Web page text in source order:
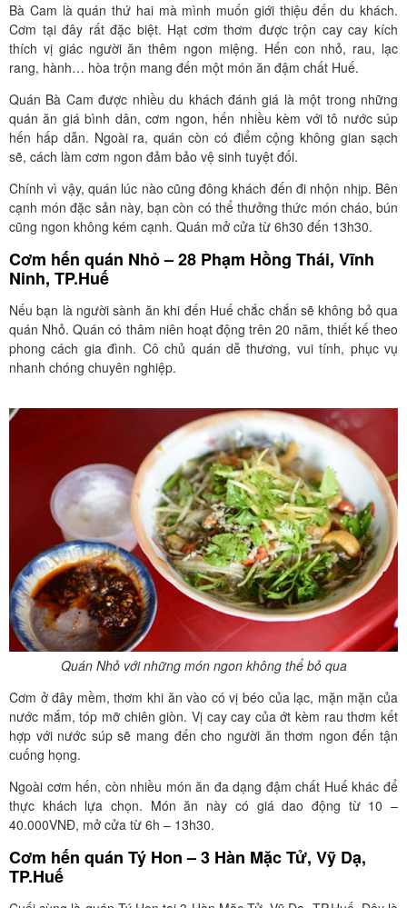
Bà Cam là quán thứ hai mà mình muốn giới thiệu đến du khách.
Cơm tại đây rất đặc biệt. Hạt cơm thơm được trộn cay cay kích
thích vị giác người ăn thêm ngon miệng. Hến con nhỏ, rau, lạc
rang, hành… hòa trộn mang đến một món ăn đậm chất Huế.
Quán Bà Cam được nhiều du khách đánh giá là một trong những
quán ăn giá bình dân, cơm ngon, hến nhiều kèm với tô nước súp
hến hấp dẫn. Ngoài ra, quán còn có điểm cộng không gian sạch
sẽ, cách làm cơm ngon đảm bảo vệ sinh tuyệt đối.
Chính vì vậy, quán lúc nào cũng đông khách đến đi nhộn nhịp. Bên
cạnh món đặc sản này, bạn còn có thể thưởng thức món cháo, bún
cũng ngon không kém cạnh. Quán mở cửa từ 6h30 đến 13h30.
Cơm hến quán Nhỏ – 28 Phạm Hồng Thái, Vĩnh
Ninh, TP.Huế
Nếu bạn là người sành ăn khi đến Huế chắc chắn sẽ không bỏ qua
quán Nhỏ. Quán có thâm niên hoạt động trên 20 năm, thiết kế theo
phong cách gia đình. Cô chủ quán dễ thương, vui tính, phục vụ
nhanh chóng chuyên nghiệp.
Quán Nhỏ với những món ngon không thể bỏ qua
Cơm ở đây mềm, thơm khi ăn vào có vị béo của lạc, mặn mặn của
nước mắm, tóp mỡ chiên giòn. Vị cay cay của ớt kèm rau thơm kết
hợp với nước súp sẽ mang đến cho người ăn thơm ngon đến tận
cuống họng.
Ngoài cơm hến, còn nhiều món ăn đa dạng đậm chất Huế khác để
thực khách lựa chọn. Món ăn này có giá dao động từ 10 –
40.000VNĐ, mở cửa từ 6h – 13h30.
Cơm hến quán Tý Hon – 3 Hàn Mặc Tử, Vỹ Dạ,
TP.Huế